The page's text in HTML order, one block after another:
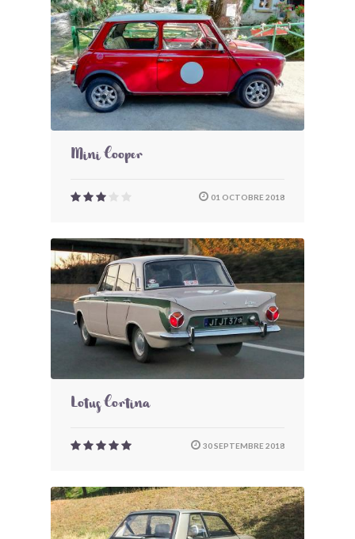
Mini Cooper
01 OCTOBRE 2018
Lotus Cortina
30 SEPTEMBRE 2018